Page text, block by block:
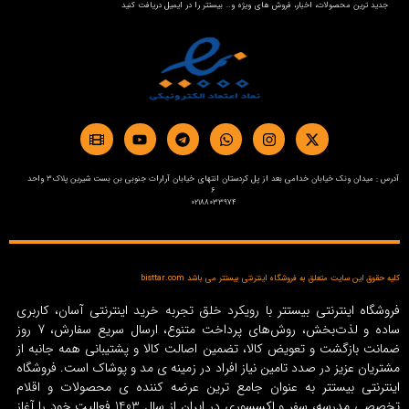
جدید ترین محصولات، اخبار، فروش های ویژه و… بیستتر را در ایمیل دریافت کنید
آدرس : میدان ونک خیابان خدامی بعد از پل کردستان انتهای خیابان آرارات جنوبی بن بست شیرین پلاک3 واحد
6
02188033974
کلیه حقوق این سایت متعلق به فروشگاه اینترنتی بیستتر می باشد bisttar.com
فروشگاه اینترنتی بیستتر با رویکرد خلق تجربه خرید اینترنتی آسان، کاربری
ساده و لذت‌بخش، روش‌های پرداخت متنوع، ارسال سریع سفارش، 7 روز
ضمانت بازگشت و تعویض کالا، تضمین اصالت کالا و پشتیبانی همه جانبه از
مشتریان عزیز در صدد تامین نیاز افراد در زمینه‌ ی مد و پوشاک است. فروشگاه
اینترنتی بیستتر به عنوان جامع ترین عرضه کننده ی محصولات و اقلام